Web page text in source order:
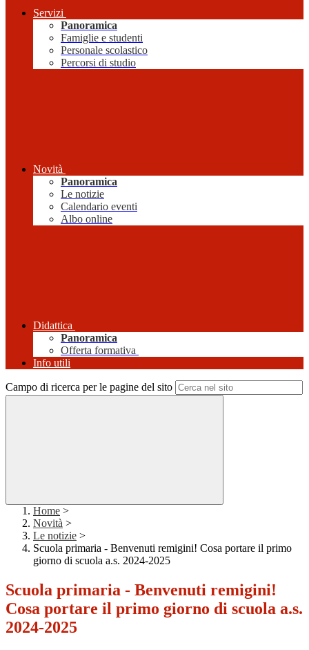
Servizi
Panoramica
Famiglie e studenti
Personale scolastico
Percorsi di studio
Novità
Panoramica
Le notizie
Calendario eventi
Albo online
Didattica
Panoramica
Offerta formativa
Info utili
Campo di ricerca per le pagine del sito
Home >
Novità >
Le notizie >
Scuola primaria - Benvenuti remigini! Cosa portare il primo
giorno di scuola a.s. 2024-2025
Scuola primaria - Benvenuti remigini!
Cosa portare il primo giorno di scuola a.s.
2024-2025